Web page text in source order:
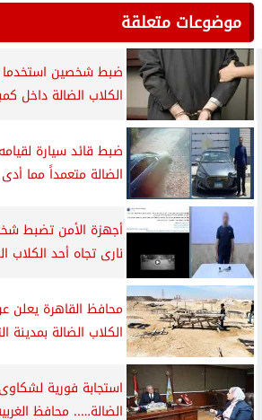
موضوعات متعلقة
ضبط شخصين استخدما
الكلاب الضالة داخل
ضبط قائد سيارة
الضالة متعمداً مما
أجهزة الأمن تضبط
نارى تجاه أحد الكلاب
محافظ القاهرة يعلن
الكلاب الضالة بمدينة
استجابة فورية
الضالة….. محافظ